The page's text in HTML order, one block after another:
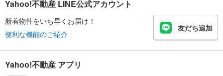
Yahoo!不動産 LINE公式アカウント
新着物件をいち早くお届け！
便利な機能のご紹介
友だち追加
Yahoo!不動産 アプリ